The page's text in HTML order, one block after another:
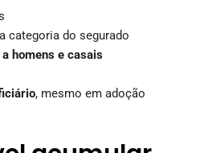
categoria do segurado
homens e casais
, mesmo em adoção